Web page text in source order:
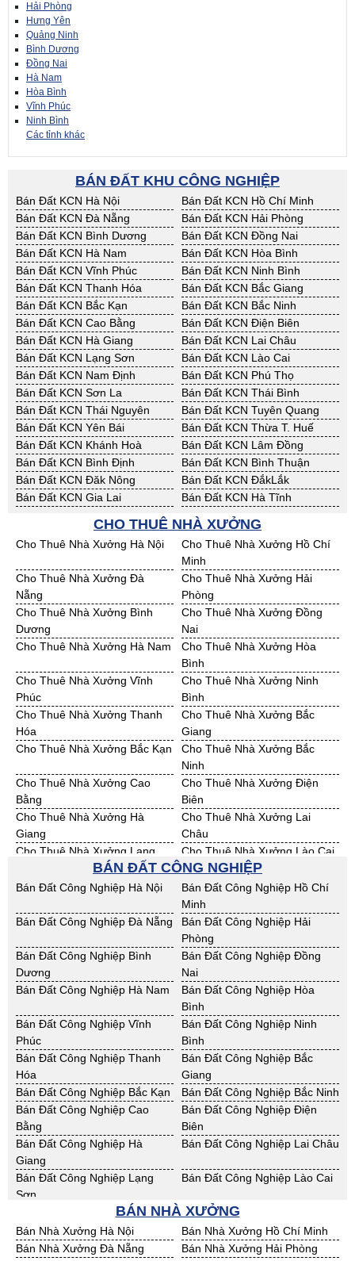
Hải Phòng
Hưng Yên
Quảng Ninh
Bình Dương
Đồng Nai
Hà Nam
Hòa Bình
Vĩnh Phúc
Ninh Bình
Các tỉnh khác
BÁN ĐẤT KHU CÔNG NGHIỆP
Bán Đất KCN Hà Nội
Bán Đất KCN Hồ Chí Minh
Bán Đất KCN Đà Nẵng
Bán Đất KCN Hải Phòng
Bán Đất KCN Bình Dương
Bán Đất KCN Đồng Nai
Bán Đất KCN Hà Nam
Bán Đất KCN Hòa Bình
Bán Đất KCN Vĩnh Phúc
Bán Đất KCN Ninh Bình
Bán Đất KCN Thanh Hóa
Bán Đất KCN Bắc Giang
Bán Đất KCN Bắc Kạn
Bán Đất KCN Bắc Ninh
Bán Đất KCN Cao Bằng
Bán Đất KCN Điện Biên
Bán Đất KCN Hà Giang
Bán Đất KCN Lai Châu
Bán Đất KCN Lạng Sơn
Bán Đất KCN Lào Cai
Bán Đất KCN Nam Định
Bán Đất KCN Phú Thọ
Bán Đất KCN Sơn La
Bán Đất KCN Thái Bình
Bán Đất KCN Thái Nguyên
Bán Đất KCN Tuyên Quang
Bán Đất KCN Yên Bái
Bán Đất KCN Thừa T. Huế
Bán Đất KCN Khánh Hoà
Bán Đất KCN Lâm Đồng
Bán Đất KCN Bình Định
Bán Đất KCN Bình Thuận
Bán Đất KCN Đăk Nông
Bán Đất KCN ĐắkLắk
Bán Đất KCN Gia Lai
Bán Đất KCN Hà Tĩnh
Bán Đất KCN Nghệ An
Bán Đất KCN Ninh Thuận
Bán Đất KCN Phú Yên
Bán Đất KCN Quảng Bình
Bán Đất KCN Quảng Nam
Bán Đất KCN Quảng Ngãi
Bán Đất KCN Bà Rịa - VT
Bán Đất KCN Cần Thơ
Bán Đất KCN An Giang
Bán Đất KCN Bạc Liêu
Bán Đất KCN Bến Tre
Bán Đất KCN Bình Phước
Bán Đất KCN Cà Mau
Bán Đất KCN Đồng Tháp
Bán Đất KCN Hậu Giang
Bán Đất KCN Kiên Giang
Bán Đất KCN Long An
Bán Đất KCN Sóc Trăng
Bán Đất KCN Tây Ninh
Bán Đất KCN Tiền Giang
Bán Đất KCN Trà Vinh
Bán Đất KCN Vĩnh Long
Bán Đất KCN Hải Dương
Bán Đất KCN Hưng Yên
Bán Đất KCN Quảng Ninh
CHO THUÊ NHÀ XƯỞNG
Cho Thuê Nhà Xưởng Hà Nội
Cho Thuê Nhà Xưởng Hồ Chí
Minh
Cho Thuê Nhà Xưởng Đà
Nẵng
Cho Thuê Nhà Xưởng Hải
Phòng
Cho Thuê Nhà Xưởng Bình
Dương
Cho Thuê Nhà Xưởng Đồng
Nai
Cho Thuê Nhà Xưởng Hà Nam
Cho Thuê Nhà Xưởng Hòa
Bình
Cho Thuê Nhà Xưởng Vĩnh
Phúc
Cho Thuê Nhà Xưởng Ninh
Bình
Cho Thuê Nhà Xưởng Thanh
Hóa
Cho Thuê Nhà Xưởng Bắc
Giang
Cho Thuê Nhà Xưởng Bắc Kạn
Cho Thuê Nhà Xưởng Bắc
Ninh
Cho Thuê Nhà Xưởng Cao
Bằng
Cho Thuê Nhà Xưởng Điện
Biên
Cho Thuê Nhà Xưởng Hà
Giang
Cho Thuê Nhà Xưởng Lai
Châu
Cho Thuê Nhà Xưởng Lạng
Cho Thuê Nhà Xưởng Lào Cai
Cho Thuê Nhà Xưởng Nam
Cho Thuê Nhà Xưởng Phú Thọ
Cho Thuê Nhà Xưởng Sơn La
Cho Thuê Nhà Xưởng Thái
Bình
Cho Thuê Nhà Xưởng Thái
Nguyên
Cho Thuê Nhà Xưởng Tuyên
Quang
Cho Thuê Nhà Xưởng Yên Bái
Cho Thuê Nhà Xưởng Thừa T.
Huế
Cho Thuê Nhà Xưởng Khánh
Hoà
Cho Thuê Nhà Xưởng Lâm
Đồng
Cho Thuê Nhà Xưởng Bình
Định
Cho Thuê Nhà Xưởng Bình
Thuận
Cho Thuê Nhà Xưởng Đăk
Nông
Cho Thuê Nhà Xưởng ĐắkLắk
Cho Thuê Nhà Xưởng Gia Lai
Cho Thuê Nhà Xưởng Hà Tĩnh
Cho Thuê Nhà Xưởng Kon
Tum
Cho Thuê Nhà Xưởng Nghệ An
Cho Thuê Nhà Xưởng Ninh
Thuận
Cho Thuê Nhà Xưởng Phú Yên
Cho Thuê Nhà Xưởng Quảng
Bình
Cho Thuê Nhà Xưởng Quảng
Nam
Cho Thuê Nhà Xưởng Quảng
Cho Thuê Nhà Xưởng Bà Rịa -
BÁN ĐẤT CÔNG NGHIỆP
Bán Đất Công Nghiệp Hà Nội
Bán Đất Công Nghiệp Hồ Chí
Minh
Bán Đất Công Nghiệp Đà Nẵng
Bán Đất Công Nghiệp Hải
Phòng
Bán Đất Công Nghiệp Bình
Dương
Bán Đất Công Nghiệp Đồng
Nai
Bán Đất Công Nghiệp Hà Nam
Bán Đất Công Nghiệp Hòa
Bình
Bán Đất Công Nghiệp Vĩnh
Phúc
Bán Đất Công Nghiệp Ninh
Bình
Bán Đất Công Nghiệp Thanh
Hóa
Bán Đất Công Nghiệp Bắc
Giang
Bán Đất Công Nghiệp Bắc Kạn
Bán Đất Công Nghiệp Bắc Ninh
Bán Đất Công Nghiệp Cao
Bằng
Bán Đất Công Nghiệp Điện
Biên
Bán Đất Công Nghiệp Hà
Giang
Bán Đất Công Nghiệp Lai Châu
Bán Đất Công Nghiệp Lạng
Sơn
Bán Đất Công Nghiệp Lào Cai
Bán Đất Công Nghiệp Nam
Định
Bán Đất Công Nghiệp Phú Thọ
Bán Đất Công Nghiệp Sơn La
Bán Đất Công Nghiệp Thái
BÁN NHÀ XƯỞNG
Bán Nhà Xưởng Hà Nội
Bán Nhà Xưởng Hồ Chí Minh
Bán Nhà Xưởng Đà Nẵng
Bán Nhà Xưởng Hải Phòng